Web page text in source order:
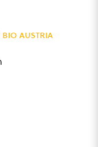
bio austria